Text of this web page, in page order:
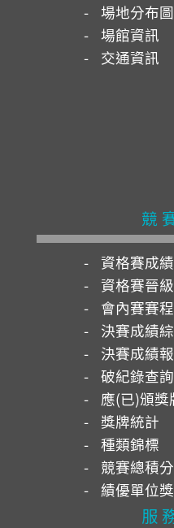
場地分布圖
場館資訊
交通資訊
競
資格賽成
資格賽晉
會內賽賽
決賽成績
決賽成績
破紀錄查詢
應(已)頒獎
獎牌統計
種類錦標
競賽總積分
績優單位獎
服